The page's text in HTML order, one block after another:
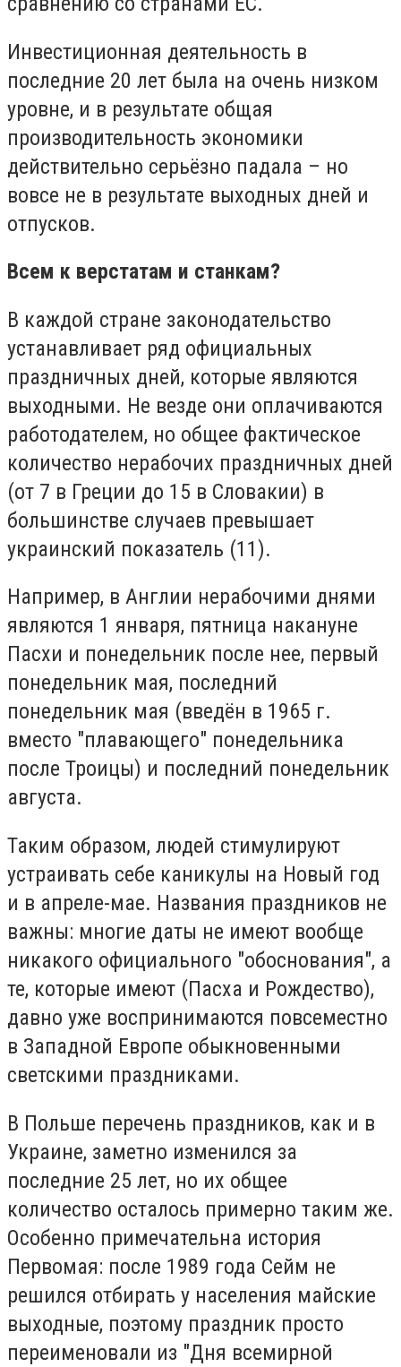
Инвестиционная деятельность в
последние 20 лет была на очень низком
уровне, и в результате общая
производительность экономики
действительно серьёзно падала – но
вовсе не в результате выходных дней и
отпусков.
Всем к верстатам и станкам?
В каждой стране законодательство
устанавливает ряд официальных
праздничных дней, которые являются
выходными. Не везде они оплачиваются
работодателем, но общее фактическое
количество нерабочих праздничных дней
(от 7 в Греции до 15 в Словакии) в
большинстве случаев превышает
украинский показатель (11).
Например, в Англии нерабочими днями
являются 1 января, пятница накануне
Пасхи и понедельник после нее, первый
понедельник мая, последний
понедельник мая (введён в 1965 г.
вместо "плавающего" понедельника
после Троицы) и последний понедельник
августа.
Таким образом, людей стимулируют
устраивать себе каникулы на Новый год
и в апреле-мае. Названия праздников не
важны: многие даты не имеют вообще
никакого официального "обоснования", а
те, которые имеют (Пасха и Рождество),
давно уже воспринимаются повсеместно
в Западной Европе обыкновенными
светскими праздниками.
В Польше перечень праздников, как и в
Украине, заметно изменился за
последние 25 лет, но их общее
количество осталось примерно таким же.
Особенно примечательна история
Первомая: после 1989 года Сейм не
решился отбирать у населения майские
выходные, поэтому праздник просто
переименовали из "Дня всемирной